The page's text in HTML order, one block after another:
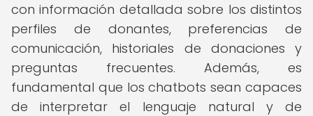
con información detallada sobre los distintos
perfiles de donantes, preferencias de
comunicación, historiales de donaciones y
preguntas frecuentes. Además, es
fundamental que los chatbots sean capaces
de interpretar el lenguaje natural y de